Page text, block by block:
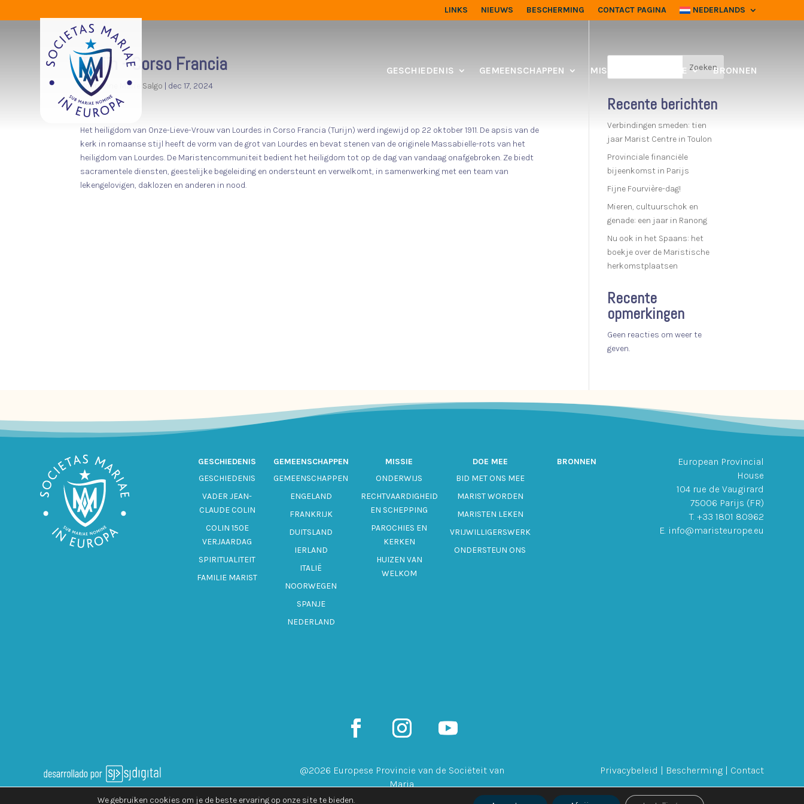
LINKS NIEUWS BESCHERMING CONTACT PAGINA NEDERLANDS
GESCHIEDENIS GEMEENSCHAPPEN MISSIE DOE MEE BRONNEN
Turijn - Corso Francia
doorAnne Marie Salgo | dec 17, 2024
Het heiligdom van Onze-Lieve-Vrouw van Lourdes in Corso Francia (Turijn) werd ingewijd op 22 oktober 1911. De apsis van de
kerk in romaanse stijl heeft de vorm van de grot van Lourdes en bevat stenen van de originele Massabielle-rots van het
heiligdom van Lourdes. De Maristencommuniteit bedient het heiligdom tot op de dag van vandaag onafgebroken. Ze biedt
sacramentele diensten, geestelijke begeleiding en ondersteunt en verwelkomt, in samenwerking met een team van
lekengelovigen, daklozen en anderen in nood.
Zoeken
Recente berichten
Verbindingen smeden: tien
jaar Marist Centre in Toulon
Provinciale financiële
bijeenkomst in Parijs
Fijne Fourvière-dag!
Mieren, cultuurschok en
genade: een jaar in Ranong
Nu ook in het Spaans: het
boekje over de Maristische
herkomstplaatsen
Recente
opmerkingen
Geen reacties om weer te
geven.
GESCHIEDENIS
GESCHIEDENIS
VADER JEAN-
CLAUDE COLIN
COLIN 150E
VERJAARDAG
SPIRITUALITEIT
FAMILIE MARIST
GEMEENSCHAPPEN
GEMEENSCHAPPEN
ENGELAND
FRANKRIJK
DUITSLAND
IERLAND
ITALIË
NOORWEGEN
SPANJE
NEDERLAND
MISSIE
ONDERWIJS
RECHTVAARDIGHEID
EN SCHEPPING
PAROCHIES EN
KERKEN
HUIZEN VAN
WELKOM
DOE MEE
BID MET ONS MEE
MARIST WORDEN
MARISTEN LEKEN
VRIJWILLIGERSWERK
ONDERSTEUN ONS
BRONNEN
European Provincial
House
104 rue de Vaugirard
75006 Parijs (FR)
T. +33 1801 80962
E. info@maristeurope.eu
@2026 Europese Provincie van de Sociëteit van
Maria
Privacybeleid | Bescherming| Contact
We gebruiken cookies om je de beste ervaring op onze site te bieden.